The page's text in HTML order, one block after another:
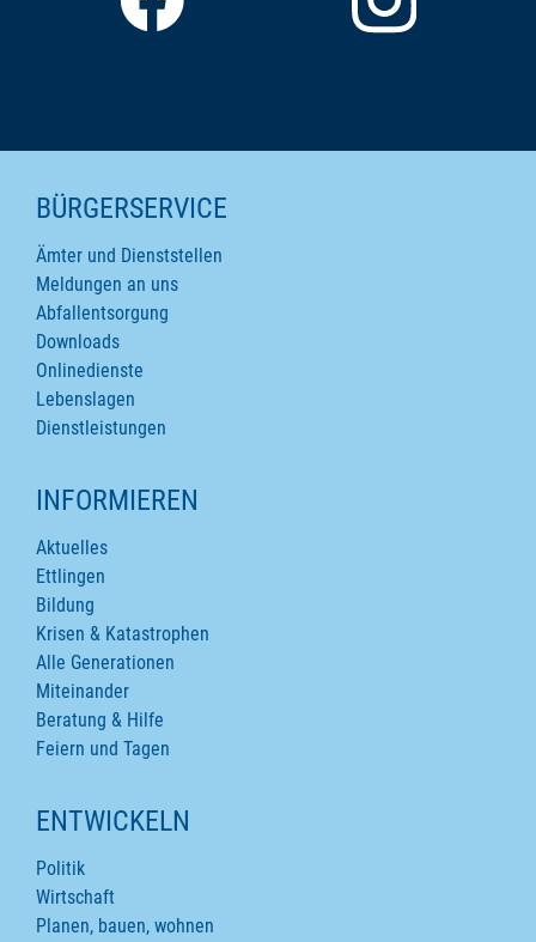
SEITENINHALTE
BÜRGERSERVICE
Ämter und Dienststellen
Meldungen an uns
Abfallentsorgung
Downloads
Onlinedienste
Lebenslagen
Dienstleistungen
INFORMIEREN
Aktuelles
Ettlingen
Bildung
Krisen & Katastrophen
Alle Generationen
Miteinander
Beratung & Hilfe
Feiern und Tagen
ENTWICKELN
Politik
Wirtschaft
Planen, bauen, wohnen